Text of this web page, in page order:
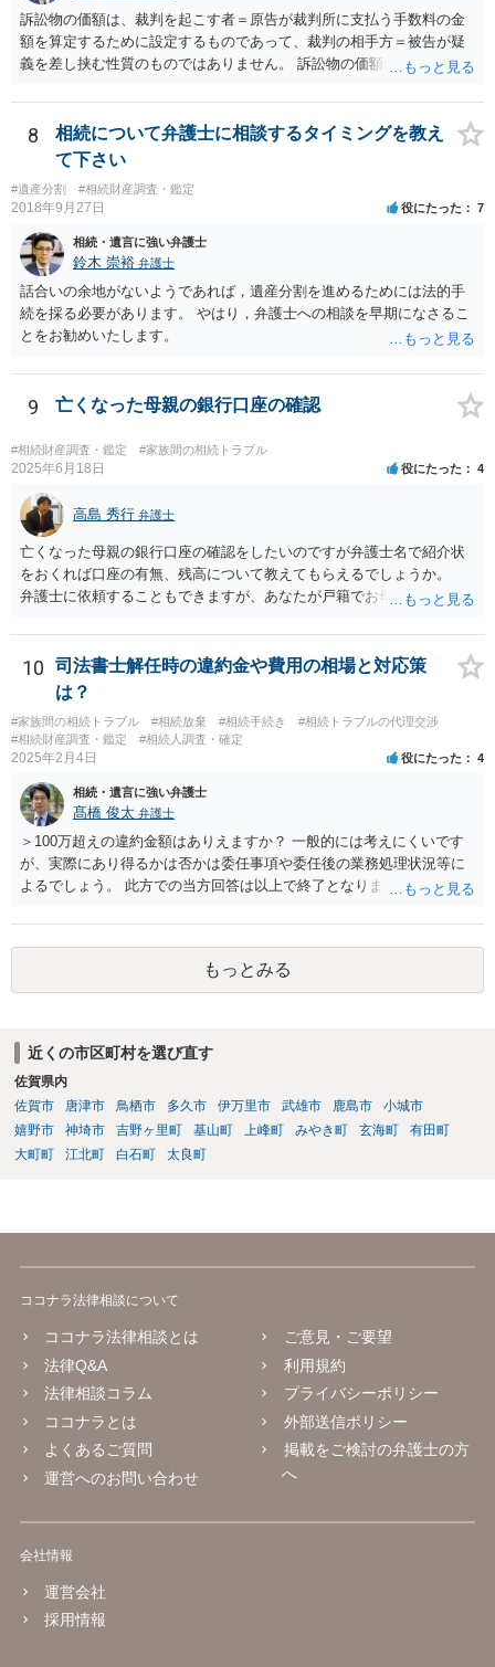
訴訟物の価額は、裁判を起こす者＝原告が裁判所に支払う手数料の金
額を算定するために設定するものであって、裁判の相手方＝被告が疑
義を差し挟む性質のものではありません。 訴訟物の価額自体が裁判の
したとしても、変更されることはありません。
8
相続について弁護士に相談するタイミングを教え
て下さい
#遺産分割 #相続財産調査・鑑定
2018年9月27日 役にたった 7
相続・遺言に強い弁護士
鈴木 崇裕 弁護士
話合いの余地がないようであれば，遺産分割を進めるためには法的手
続を採る必要があります。 やはり，弁護士への相談を早期になさるこ
とをお勧めいたします。
9 亡くなった母親の銀行口座の確認
#相続財産調査・鑑定 #家族間の相続トラブル
2025年6月18日 役にたった 4
高島 秀行 弁護士
亡くなった母親の銀行口座の確認をしたいのですが弁護士名で紹介状
をおくれば口座の有無、残高について教えてもらえるでしょうか。
弁護士に依頼することもできますが、あなたが戸籍でお母さんの相続
高は教えてくれると思います。 自分ではよくわからないということ
であれば、弁護士に相談し依頼されたら良いと思います。
10
司法書士解任時の違約金や費用の相場と対応策
は？
#家族間の相続トラブル #相続放棄 #相続手続き
#相続トラブルの代理交渉
#相続財産調査・鑑定
#相続人調査・確定
2025年2月4日 役にたった 4
相続・遺言に強い弁護士
髙橋 俊太 弁護士
＞100万超えの違約金額はありえますか？ 一般的には考えにくいです
が、実際にあり得るかは否かは委任事項や委任後の業務処理状況等に
よるでしょう。 此方での当方回答は以上で終了となりますが、参考に
もっとみる
近くの市区町村を選び直す
佐賀県内
佐賀市
唐津市 鳥栖市 多久市 伊万里市 武雄市 鹿島市
小城市
嬉野市
神埼市 吉野ヶ里町 基山町 上峰町 みやき町 玄海町
有田町
大町町
江北町 白石町 太良町
ココナラ法律相談について
ココナラ法律相談とは
法律Q&A
法律相談コラム
ココナラとは
よくあるご質問
運営へのお問い合わせ
ご意見・ご要望
利用規約
プライバシーポリシー
外部送信ポリシー
掲載をご検討の弁護士の方
へ
会社情報
運営会社
採用情報